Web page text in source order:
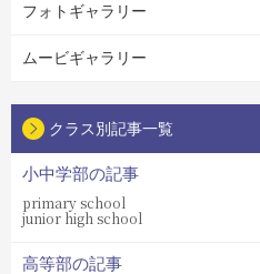
フォトギャラリー
ムービギャラリー
クラス別記事一覧
小中学部の記事
primary school
junior high school
高等部の記事